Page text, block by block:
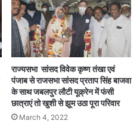
राज्यसभा सांसद विवेक कृष्ण तंखा एवं
पंजाब से राजसभा सांसद प्रताप सिंह बाजवा
के साथ जबलपुर लौटी यूक्र्रेन में फंसी
छात्राएं तो खुशी से झूम उठा पूरा परिवार
March 4, 2022